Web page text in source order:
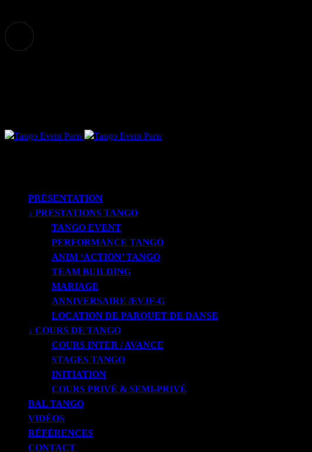
PRÉSENTATION
↓ PRESTATIONS TANGO
TANGO EVENT
PERFORMANCE TANGO
ANIM ‘ACTION’ TANGO
TEAM BUILDING
MARIAGE
ANNIVERSAIRE /EVJF-G
LOCATION DE PARQUET DE DANSE
↓ COURS DE TANGO
COURS INTER / AVANCE
STAGES TANGO
INITIATION
COURS PRIVÉ & SEMI-PRIVÉ
BAL TANGO
VIDÉOS
RÉFÉRENCES
CONTACT